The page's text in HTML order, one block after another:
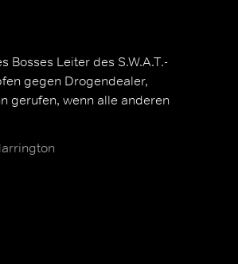
Bosses Leiter des S.W.A.T.-
gegen Drogendealer,
gerufen, wenn alle anderen